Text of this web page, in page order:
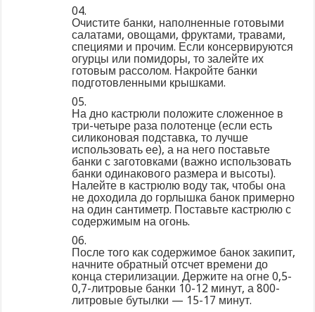
04.
Очистите банки, наполненные готовыми
салатами, овощами, фруктами, травами,
специями и прочим. Если консервируются
огурцы или помидоры, то залейте их
готовым рассолом. Накройте банки
подготовленными крышками.
05.
На дно кастрюли положите сложенное в
три-четыре раза полотенце (если есть
силиконовая подставка, то лучше
использовать ее), а на него поставьте
банки с заготовками (важно использовать
банки одинакового размера и высоты).
Налейте в кастрюлю воду так, чтобы она
не доходила до горлышка банок примерно
на один сантиметр. Поставьте кастрюлю с
содержимым на огонь.
06.
После того как содержимое банок закипит,
начните обратный отсчет времени до
конца стерилизации. Держите на огне 0,5-
0,7-литровые банки 10-12 минут, а 800-
литровые бутылки — 15-17 минут.